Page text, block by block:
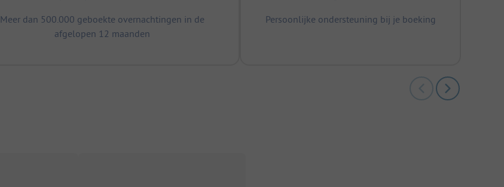
Meer dan 500.000 geboekte overnachtingen in de
afgelopen 12 maanden
Persoonlijke ondersteuning bij je boeking